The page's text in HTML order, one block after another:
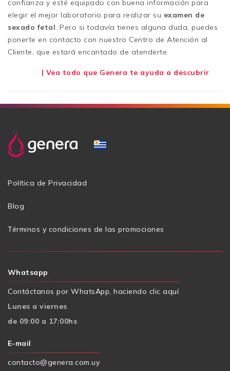
confianza y esté equipado con buena información para
elegir el mejor laboratorio para realizar su examen de
sexado fetal. Pero si todavía tienes alguna duda, puedes
ponerte en contacto con nuestro Centro de Atención al
Cliente, que estará encantado de atenderte.
| Vea todo que Genera te ayuda a descubrir
Política de Privacidad
Blog
Términos y condiciones de las promociones
Whatsapp
Contáctanos por WhatsApp, haciendo clic aquí
Lunes a viernes
de 09:00 a 17:00hs
E-mail
contacto@genera.com.uy